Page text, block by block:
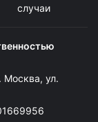
случаи
Москва, ул.